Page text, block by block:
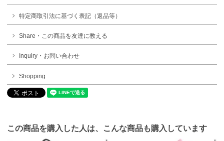
特定商取引法に基づく表記（返品等）
Share・この商品を友達に教える
Inquiry・お問い合わせ
Shopping
この商品を購入した人は、こんな商品も購入しています